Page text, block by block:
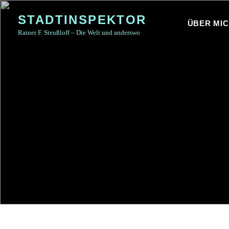
Skip
content
STADTINSPEKTOR
Rainer F. Steußloff – Die Welt und anderswo
ÜBER